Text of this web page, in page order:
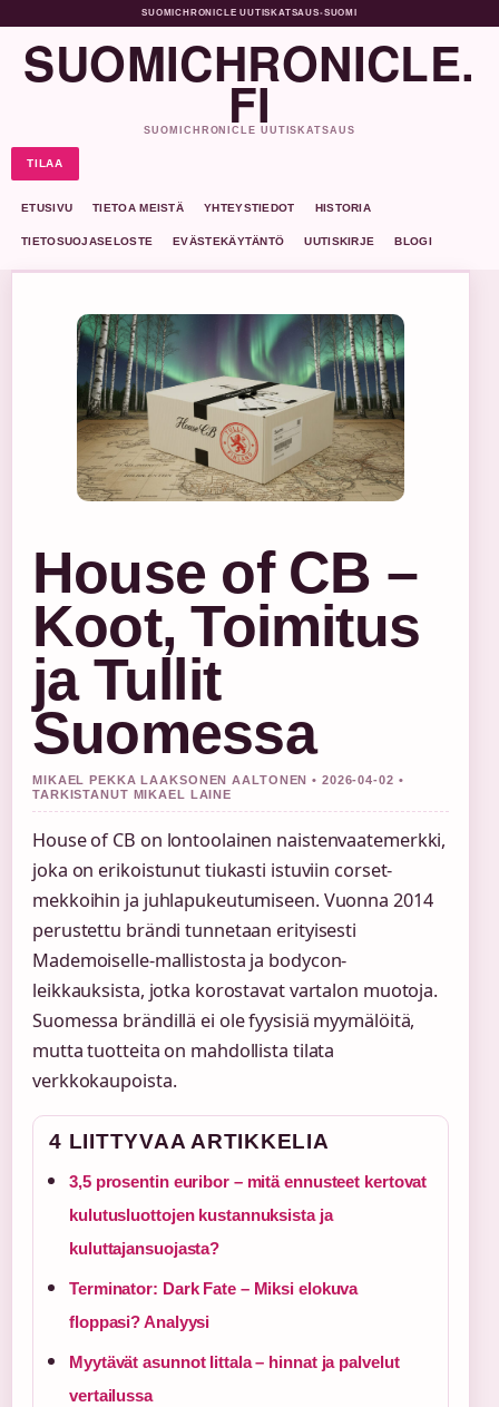
SUOMICHRONICLE UUTISKATSAUS•SUOMI
SUOMICHRONICLE.
FI
SUOMICHRONICLE UUTISKATSAUS
TILAA
ETUSIVU TIETOA MEISTÄ YHTEYSTIEDOT HISTORIA
TIETOSUOJASELOSTE EVÄSTEKÄYTÄNTÖ UUTISKIRJE BLOGI
House of CB –
Koot, Toimitus
ja Tullit
Suomessa
MIKAEL PEKKA LAAKSONEN AALTONEN • 2026-04-02 •
TARKISTANUT MIKAEL LAINE
House of CB on lontoolainen naistenvaatemerkki,
joka on erikoistunut tiukasti istuviin corset-
mekkoihin ja juhlapukeutumiseen. Vuonna 2014
perustettu brändi tunnetaan erityisesti
Mademoiselle-mallistosta ja bodycon-
leikkauksista, jotka korostavat vartalon muotoja.
Suomessa brändillä ei ole fyysisiä myymälöitä,
mutta tuotteita on mahdollista tilata
verkkokaupoista.
4 LIITTYVAA ARTIKKELIA
3,5 prosentin euribor – mitä ennusteet kertovat
kulutusluottojen kustannuksista ja
kuluttajansuojasta?
Terminator: Dark Fate – Miksi elokuva
floppasi? Analyysi
Myytävät asunnot Iittala – hinnat ja palvelut
vertailussa